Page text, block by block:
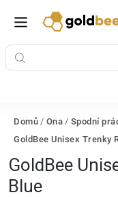
Domů / Ona / Spodní
GoldBee Unisex Trenky
GoldBee
Blue